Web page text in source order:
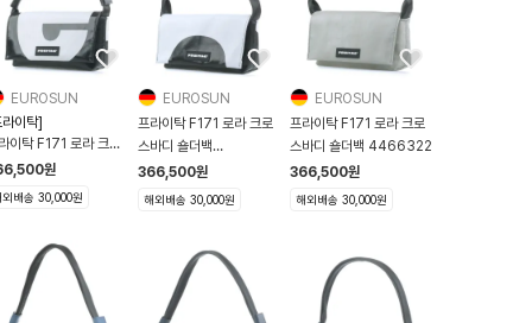
EUROSUN
이탁]
이탁 F171 로라 크로
디 숄더백
원
외배송 30,000원
EUROSUN
프라이탁 F171 로라 크로
스바디 숄더백
4506587
366,500원
해외배송 30,000원
EUROSUN
프라이탁 F171 로라 크로
스바디 숄더백 4466322
366,500원
해외배송 30,000원